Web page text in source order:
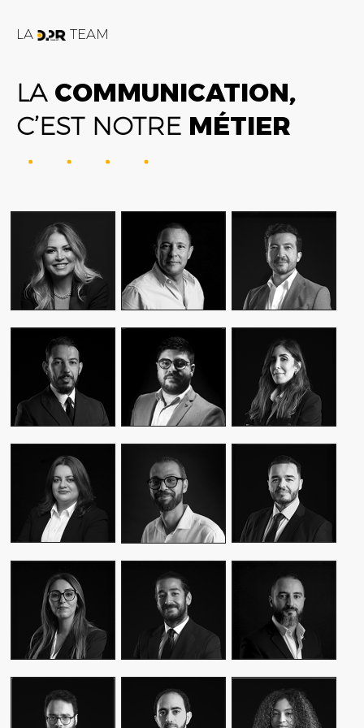
LA TEAM
LACOMMUNICATION,
C’EST NOTRE MÉTIER
FATIME ZOHRA
OUTAGHANI
CEO & FOUNDER
ALEX AXIOTIS
CEO & FOUNDER
AMIN FARES
GENERAL
MANAGER
WASSIM KASSARI
CHIEF FINANCIAL
OFFICER
MALIK IRAQI
MANAGING
DIRECTOR
YASMINE MYRIAM
DIRECTOR OF
OPERATIONS –
PUBLIC RELATIONS
MOUNA EL AZIM
DIRECTOR OF
OPERATIONS
AMINE LAGSSIR
STRATEGY
DIRECTOR
KARIM BENKIRAN
CHIEF CREATIVE
OFFICER
MEKHTOUME
PMO CHANGE &
WALID BAHYA
BUSINESS LEAD
GROUP
SAMI SABER
MEDIA RELATIONS
DIRECTOR